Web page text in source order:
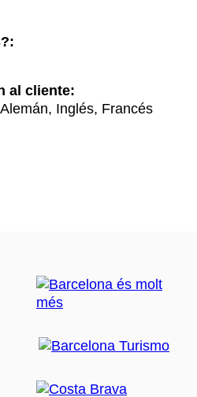
al cliente:
Inglés, Francés